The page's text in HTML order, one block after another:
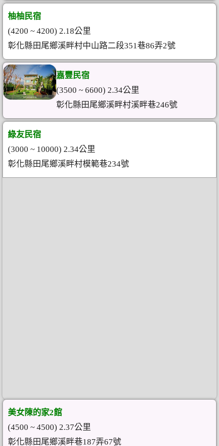
柚柚民宿
(4200 ~ 4200) 2.18公里
彰化縣田尾鄉溪畔村中山路二段351巷86弄2號
嘉豐民宿
(3500 ~ 6600) 2.34公里
彰化縣田尾鄉溪畔村溪畔巷246號
綠友民宿
(3000 ~ 10000) 2.34公里
彰化縣田尾鄉溪畔村模範巷234號
美女陳的家2館
(4500 ~ 4500) 2.37公里
彰化縣田尾鄉溪畔巷187弄67號